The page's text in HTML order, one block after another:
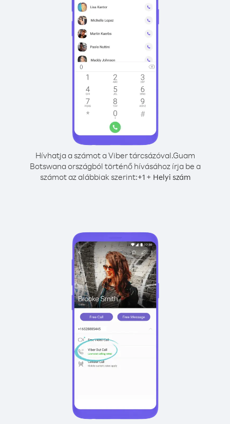
Hívhatja a számot a Viber tárcsázóval.Guam
Botswana országból történő hívásához írja be a
számot az alábbiak szerint:+1+ Helyi szám